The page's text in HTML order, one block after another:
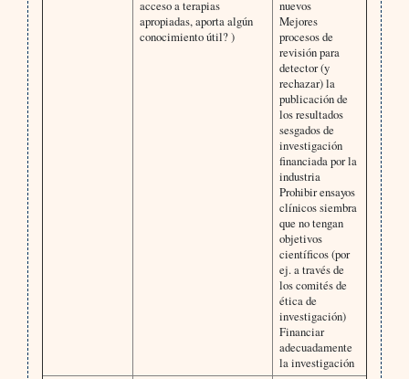
acceso a terapias
apropiadas, aporta algún
conocimiento útil? )
nuevos
Mejores
procesos de
revisión para
detector (y
rechazar) la
publicación de
los resultados
sesgados de
investigación
financiada por la
industria
Prohibir ensayos
clínicos siembra
que no tengan
objetivos
científicos (por
ej. a través de
los comités de
ética de
investigación)
Financiar
adecuadamente
la investigación